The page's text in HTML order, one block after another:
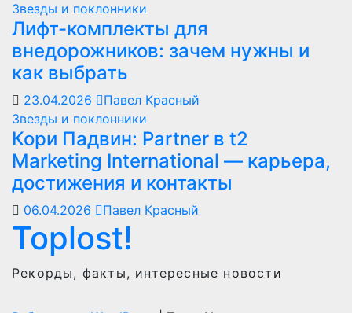
Звезды и поклонники
Лифт-комплекты для
внедорожников: зачем нужны и
как выбрать
23.04.2026
Павел Красный
Звезды и поклонники
Кори Падвин: Partner в t2
Marketing International — карьера,
достижения и контакты
06.04.2026 Павел Красный
Toplost!
Рекорды, факты, интересные новости